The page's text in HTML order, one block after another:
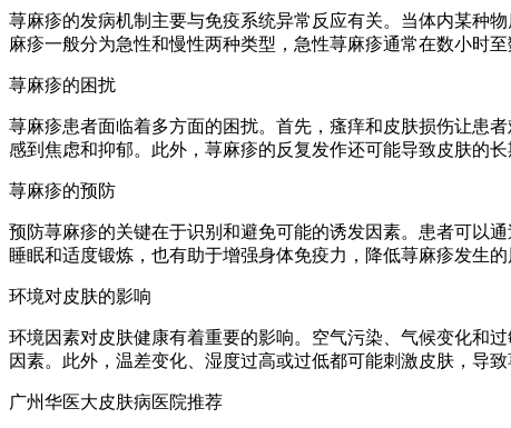
荨麻疹的发病机制主要与免疫系统异常反应有关。当体内某种
麻疹一般分为急性和慢性两种类型，急性荨麻疹通常在数小时
荨麻疹的困扰
荨麻疹患者面临着多方面的困扰。首先，瘙痒和皮肤损伤让患
感到焦虑和抑郁。此外，荨麻疹的反复发作还可能导致皮肤的
荨麻疹的预防
预防荨麻疹的关键在于识别和避免可能的诱发因素。患者可以
睡眠和适度锻炼，也有助于增强身体免疫力，降低荨麻疹发生
环境对皮肤的影响
环境因素对皮肤健康有着重要的影响。空气污染、气候变化和
因素。此外，温差变化、湿度过高或过低都可能刺激皮肤，导
广州华医大皮肤病医院推荐